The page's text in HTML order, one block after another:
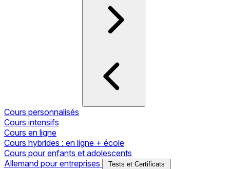
Cours personnalisés
Cours intensifs
Cours en ligne
Cours hybrides : en ligne + école
Cours pour enfants et adolescents
Allemand pour entreprises
Tests et Certificats